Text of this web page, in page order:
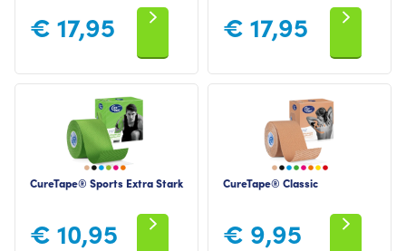
€ 17,95 € 17,95
CureTape® Sports Extra Stark
€ 10,95
CureTape® Classic
€ 9,95